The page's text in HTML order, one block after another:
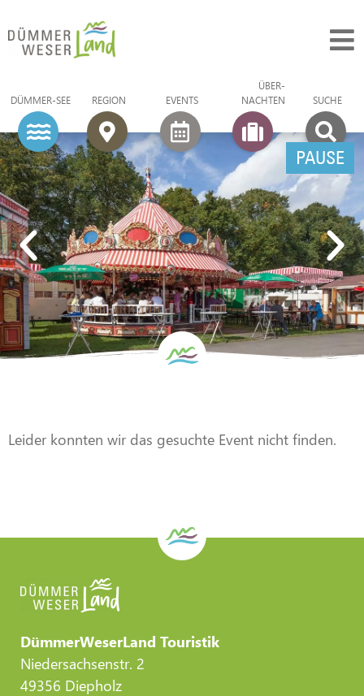
DÜMMER-SEE REGION EVENTS
ÜBER­
NACHTEN
SUCHE
PAUSE
DWL/Gemeinde Stemwede
CC-BY-Torsten Krüger
DWL/Gemeinde Stemwede
CC-BY-Torsten Krüger
DWL/Gemeinde Stemwede
CC-BY-Torsten Krüger
Leider konnten wir das gesuchte Event nicht finden.
DümmerWeserLand Touristik
Niedersachsenstr. 2
49356 Diepholz